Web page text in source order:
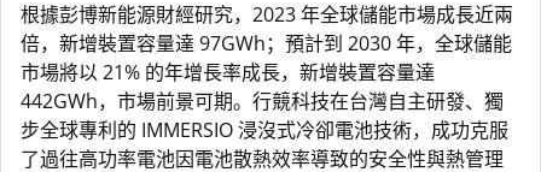
根據彭博新能源財經研究，2023 年全球儲能市場成長近兩
倍，新增裝置容量達 97GWh；預計到 2030 年，全球儲能
市場將以 21% 的年增長率成長，新增裝置容量達
442GWh，市場前景可期。行競科技在台灣自主研發、獨
步全球專利的 IMMERSIO 浸沒式冷卻電池技術，成功克服
了過往高功率電池因電池散熱效率導致的安全性與熱管理